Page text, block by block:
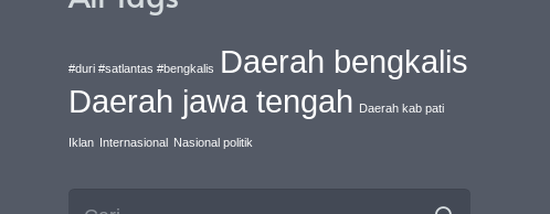
#duri #satlantas #bengkalis
Daerah bengkalis
Daerah jawa tengah
Daerah kab pati
Iklan Internasional Nasional politik